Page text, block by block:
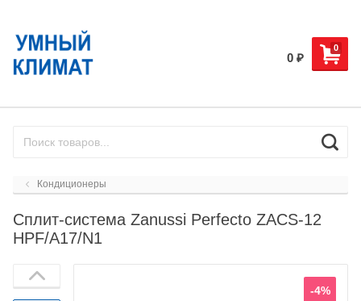
0
0 ₽
Кондиционеры
Сплит-система Zanussi Perfecto ZACS-12
HPF/A17/N1
-4%